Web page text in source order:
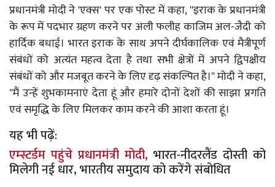
प्रधानमंत्री मोदी ने 'एक्स' पर एक पोस्ट में कहा, ''इराक के प्रधानमंत्री
के रूप में पदभार ग्रहण करने पर अली फलीह काजिम अल-जैदी को
हार्दिक बधाई। भारत इराक के साथ अपने दीर्घकालिक एवं मैत्रीपूर्ण
संबंधों को अत्यंत महत्व देता है तथा सभी क्षेत्रों में अपने द्विपक्षीय
संबंधों को और मजबूत करने के लिए दृढ़ संकल्पित है।'' मोदी ने कहा,
''मैं उन्हें शुभकामनाएं देता हूं और हमारे दोनों देशों की साझा प्रगति
एवं समृद्धि के लिए मिलकर काम करने की आशा करता हूं।
यह भी पढ़ें:
एम्स्टर्डम पहुंचे प्रधानमंत्री मोदी, भारत-नीदरलैंड दोस्ती को
मिलेगी नई धार, भारतीय समुदाय को करेंगे संबोधित